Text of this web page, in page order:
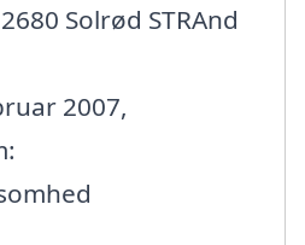
Solrød STRAnd
2007,